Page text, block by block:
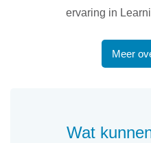
ervaring in
Meer
Wat